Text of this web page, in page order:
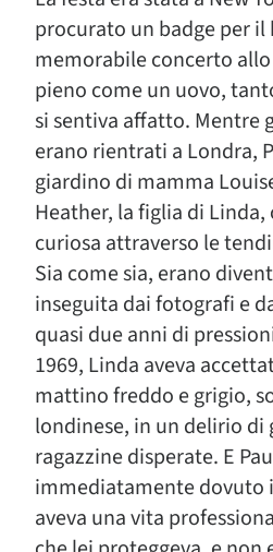
procurato un badge per il
memorabile concerto
pieno come un uovo,
si sentiva affatto. Mentre
erano rientrati a Londra,
giardino di mamma
Heather, la figlia di Linda,
curiosa attraverso le
Sia come sia, erano
inseguita dai fotografi e
quasi due anni di
1969, Linda aveva
mattino freddo e grigio,
londinese, in un delirio di
ragazzine disperate. E
immediatamente dovuto
aveva una vita